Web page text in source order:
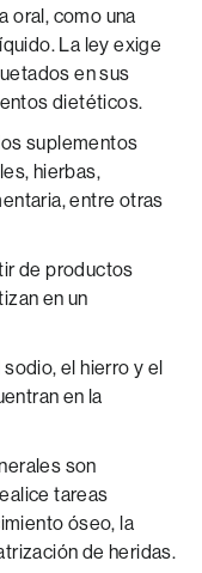
oral, como una
La ley exige
en sus
dietéticos.
suplementos
hierbas,
entre otras
de productos
en un
el hierro y el
en la
son
tareas
óseo, la
de heridas.